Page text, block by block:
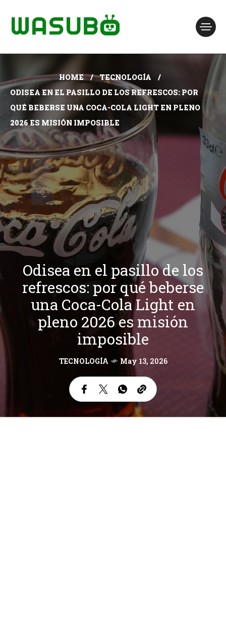
HOME
TECNOLOGÍA
ODISEA EN EL PASILLO DE LOS REFRESCOS: POR
QUÉ BEBERSE UNA COCA-COLA LIGHT EN PLENO
2026 ES MISIÓN IMPOSIBLE
Odisea en el pasillo de los
refrescos: por qué beberse
una Coca-Cola Light en
pleno 2026 es misión
imposible
TECNOLOGÍA May 13, 2026